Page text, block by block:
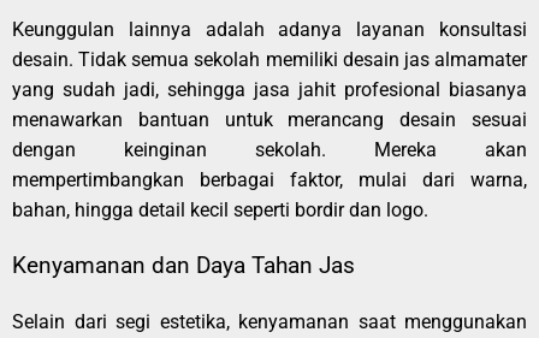
Keunggulan lainnya adalah adanya layanan konsultasi
desain. Tidak semua sekolah memiliki desain jas almamater
yang sudah jadi, sehingga jasa jahit profesional biasanya
menawarkan bantuan untuk merancang desain sesuai
dengan keinginan sekolah. Mereka akan
mempertimbangkan berbagai faktor, mulai dari warna,
bahan, hingga detail kecil seperti bordir dan logo.
Kenyamanan dan Daya Tahan Jas
Selain dari segi estetika, kenyamanan saat menggunakan